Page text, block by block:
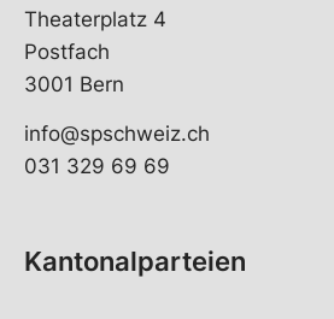
Theaterplatz 4
Postfach
3001 Bern
info@spschweiz.ch
031 329 69 69
Kantonalparteien